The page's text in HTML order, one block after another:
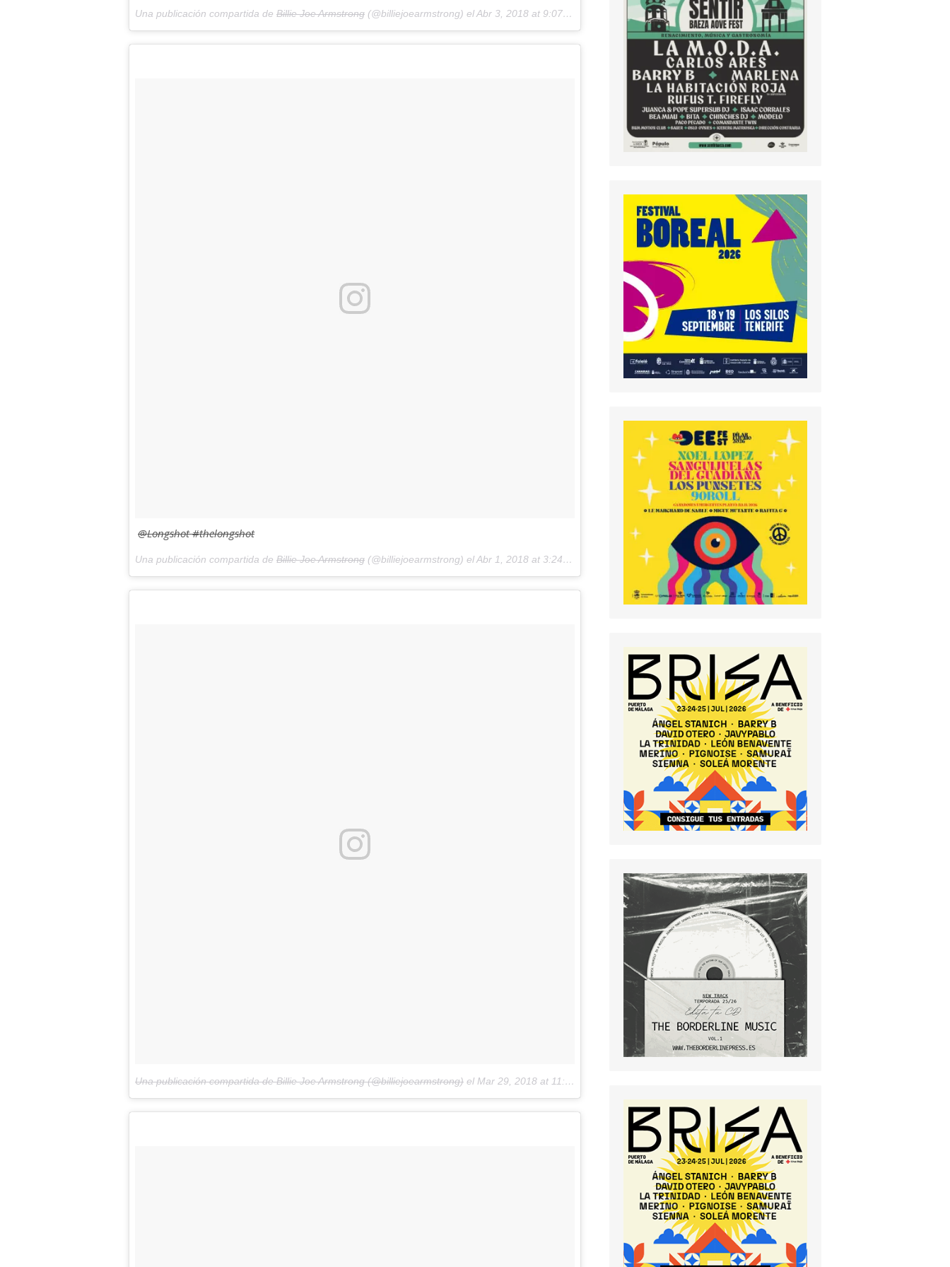
Una publicación compartida de Billie Joe Armstrong (@billiejoearmstrong) elAbr 3, 2018 at 9:07 PDT
@Longshot #thelongshot
Una publicación compartida de Billie Joe Armstrong (@billiejoearmstrong) elAbr 1, 2018 at 3:24 PDT
Una publicación compartida de Billie Joe Armstrong (@billiejoearmstrong) el Mar 29, 2018 at 11:31 PDT